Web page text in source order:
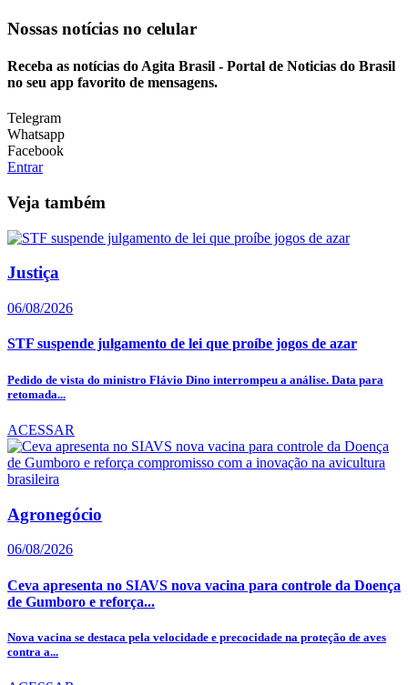
Nossas notícias no celular
Receba as notícias do Agita Brasil - Portal de Noticias do Brasil
no seu app favorito de mensagens.
Telegram
Whatsapp
Facebook
Entrar
Veja também
Justiça
06/08/2026
STF suspende julgamento de lei que proíbe jogos de azar
Pedido de vista do ministro Flávio Dino interrompeu a análise. Data para
retomada...
ACESSAR
Agronegócio
06/08/2026
Ceva apresenta no SIAVS nova vacina para controle da Doença
de Gumboro e reforça...
Nova vacina se destaca pela velocidade e precocidade na proteção de aves
contra a...